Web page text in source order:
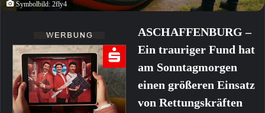
Symbolbild: 2fly4
ASCHAFFENBURG –
Ein trauriger Fund hat
am Sonntagmorgen
einen größeren Einsatz
von Rettungskräften